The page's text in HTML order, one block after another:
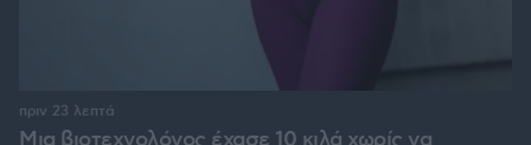
πριν 23 λεπτά